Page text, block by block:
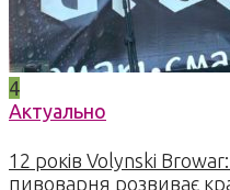
4
Актуально
12 років Volynski
пивоварня розвиває